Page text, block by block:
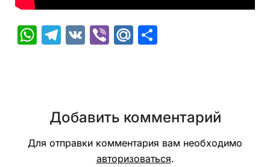
WhatsApp
Telegram
VK ViberMail.Ru
Добавить комментарий
Для отправки комментария вам необходимо
авторизоваться.